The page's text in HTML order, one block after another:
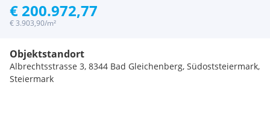
€ 200.972,77
€ 3.903,90/m²
Objektstandort
Albrechtsstrasse 3, 8344 Bad Gleichenberg, Südoststeiermark,
Steiermark